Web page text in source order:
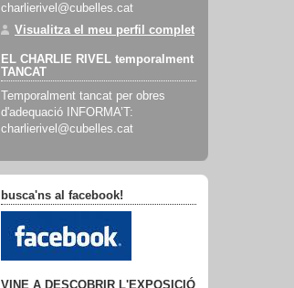
charlierivel@cubelles.cat
Visualitza el meu perfil complet
EL CHARLIE RIVEL temporalment
TANCAT
Temporalment tancat per obres
d'adequació INFORMA’T:
charlierivel@cubelles.cat
busca'ns al facebook!